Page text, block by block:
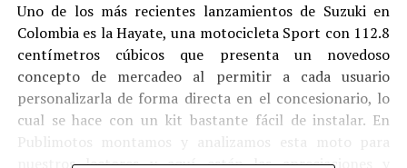
Uno de los más recientes lanzamientos de Suzuki en
Colombia es la Hayate, una motocicleta Sport con 112.8
centímetros cúbicos que presenta un novedoso
concepto de mercadeo al permitir a cada usuario
personalizarla de forma directa en el concesionario, lo
cual se hace con un kit bastante fácil de instalar. En
Publimotos montamos y analizamos esta moto para
nuestros lectores y aquí están las apreciaciones y